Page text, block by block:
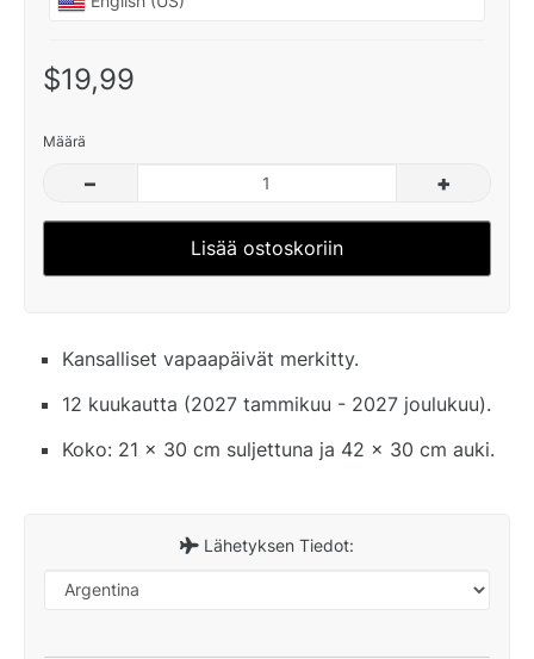
$19,99
Määrä
– +
Lisää ostoskoriin
Kansalliset vapaapäivät merkitty.
12 kuukautta (2027 tammikuu - 2027 joulukuu).
Koko: 21 x 30 cm suljettuna ja 42 x 30 cm auki.
Lähetyksen Tiedot: